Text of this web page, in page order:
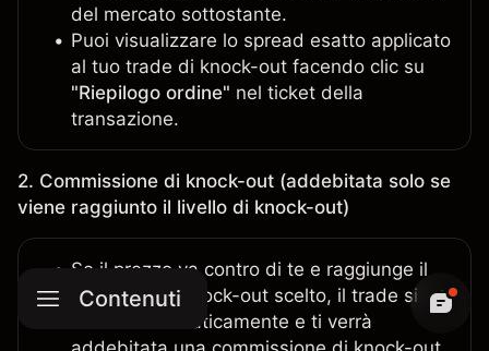
del mercato sottostante.
Puoi visualizzare lo spread esatto applicato
al tuo trade di knock-out facendo clic su
"Riepilogo ordine" nel ticket della
transazione.
2. Commissione di knock-out (addebitata solo se
viene raggiunto il livello di knock-out)
Se il prezzo va contro di te e raggiunge il
tuo livello di knock-out scelto, il trade si
chiude automaticamente e ti verrà
Contenuti